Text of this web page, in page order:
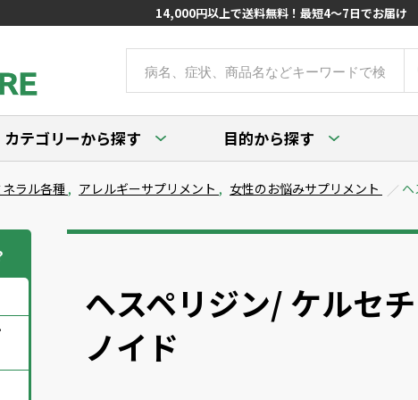
14,000円以上で送料無料！最短4～7日でお届け
カテゴリーから探す 目的から探す
ラル各種, アレルギーサプリメント , 女性のお悩みサプリメント
ヘスペリジン/ ケルセ
ノイド